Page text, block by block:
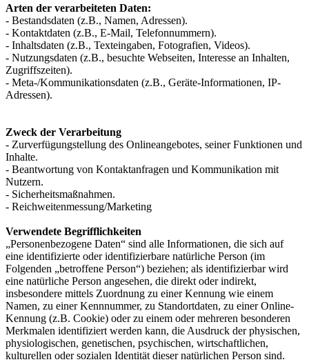
Arten der verarbeiteten Daten:
- Bestandsdaten (z.B., Namen, Adressen).
- Kontaktdaten (z.B., E-Mail, Telefonnummern).
- Inhaltsdaten (z.B., Texteingaben, Fotografien, Videos).
- Nutzungsdaten (z.B., besuchte Webseiten, Interesse an Inhalten,
Zugriffszeiten).
- Meta-/Kommunikationsdaten (z.B., Geräte-Informationen, IP-
Adressen).
Zweck der Verarbeitung
- Zurverfügungstellung des Onlineangebotes, seiner Funktionen und
Inhalte.
- Beantwortung von Kontaktanfragen und Kommunikation mit
Nutzern.
- Sicherheitsmaßnahmen.
- Reichweitenmessung/Marketing
Verwendete Begrifflichkeiten
„Personenbezogene Daten“ sind alle Informationen, die sich auf
eine identifizierte oder identifizierbare natürliche Person (im
Folgenden „betroffene Person“) beziehen; als identifizierbar wird
eine natürliche Person angesehen, die direkt oder indirekt,
insbesondere mittels Zuordnung zu einer Kennung wie einem
Namen, zu einer Kennnummer, zu Standortdaten, zu einer Online-
Kennung (z.B. Cookie) oder zu einem oder mehreren besonderen
Merkmalen identifiziert werden kann, die Ausdruck der physischen,
physiologischen, genetischen, psychischen, wirtschaftlichen,
kulturellen oder sozialen Identität dieser natürlichen Person sind.